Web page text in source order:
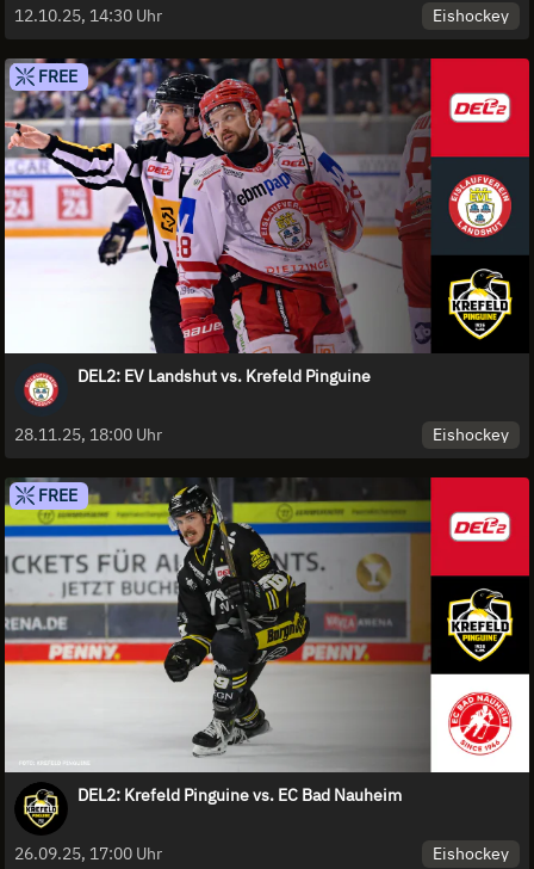
12.10.25, 14:30 Uhr Eishockey
FREE
DEL2: EV Landshut vs. Krefeld Pinguine
28.11.25, 18:00 Uhr Eishockey
FREE
DEL2: Krefeld Pinguine vs. EC Bad Nauheim
26.09.25, 17:00 Uhr Eishockey